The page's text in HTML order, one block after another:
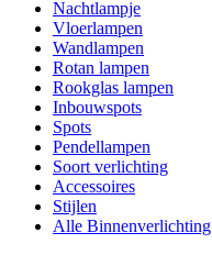
Nachtlampje
Vloerlampen
Wandlampen
Rotan lampen
Rookglas lampen
Inbouwspots
Spots
Pendellampen
Soort verlichting
Accessoires
Stijlen
Alle Binnenverlichting